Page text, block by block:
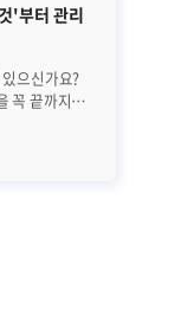
'부터 관리
으신가요?
꼭 끝까지
방법'에